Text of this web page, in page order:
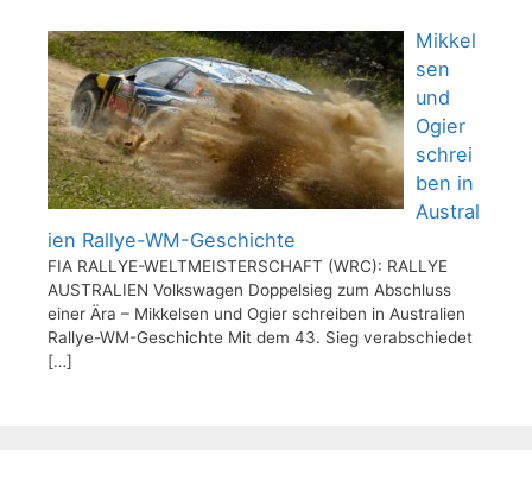
Mikkel
sen
und
Ogier
schrei
ben in
Austral
ien Rallye-WM-Geschichte
FIA RALLYE-WELTMEISTERSCHAFT (WRC): RALLYE
AUSTRALIEN Volkswagen Doppelsieg zum Abschluss
einer Ära – Mikkelsen und Ogier schreiben in Australien
Rallye-WM-Geschichte Mit dem 43. Sieg verabschiedet
[…]